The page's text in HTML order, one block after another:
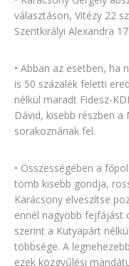
választáson, Vitézy 22
Szentkirályi Alexandra
• Abban az esetben, ha
is 50 százalék feletti
nélkül maradt Fidesz-
Dávid, kisebb részben
sorakoznának fel.
• Összességében a
tömb kisebb gondja,
Karácsony elveszítse
ennél nagyobb fejfájást
szerint a Kutyapárt
többsége. A
ezek közgyűlési